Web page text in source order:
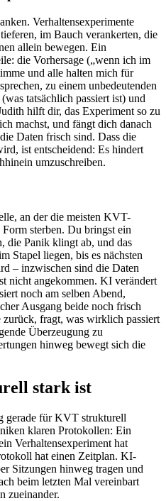
Verhaltensexperimente
im Bauch verankerten, die
allein bewegen. Ein
die Vorhersage („wenn ich im
und alle halten mich für
zu einem unbedeutenden
tatsächlich passiert ist) und
hilft dir, das Experiment so zu
machst, und fängt dich danach
Daten frisch sind. Dass die
ist entscheidend: Es hindert
umzuschreiben.
an der die meisten KVT-
sterben. Du bringst ein
die Panik klingt ab, und das
Stapel liegen, bis es nächsten
– inzwischen sind die Daten
nicht angekommen. KI verändert
noch am selben Abend,
Ausgang beide noch frisch
zurück, fragt, was wirklich passiert
Überzeugung zu
hinweg bewegt sich die
stark ist
gerade für KVT strukturell
klaren Protokollen: Ein
Verhaltensexperiment hat
hat einen Zeitplan. KI-
Sitzungen hinweg tragen und
beim letzten Mal vereinbart
zueinander.